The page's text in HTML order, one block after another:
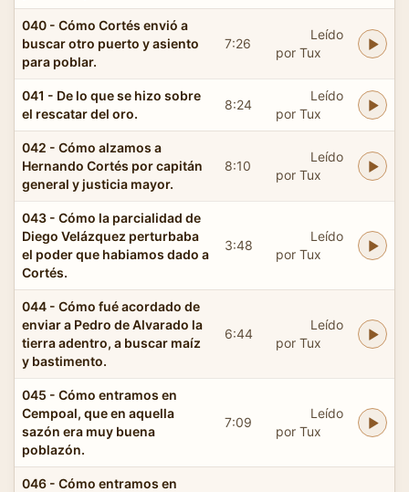
040 - Cómo Cortés envió a
buscar otro puerto y asiento
para poblar.
7:26
Leído
por Tux
041 - De lo que se hizo sobre
el rescatar del oro.
8:24
Leído
por Tux
042 - Cómo alzamos a
Hernando Cortés por capitán
general y justicia mayor.
8:10
Leído
por Tux
043 - Cómo la parcialidad de
Diego Velázquez perturbaba
el poder que habiamos dado a
Cortés.
3:48
Leído
por Tux
044 - Cómo fué acordado de
enviar a Pedro de Alvarado la
tierra adentro, a buscar maíz
y bastimento.
6:44
Leído
por Tux
045 - Cómo entramos en
Cempoal, que en aquella
sazón era muy buena
poblazón.
7:09
Leído
por Tux
046 - Cómo entramos en